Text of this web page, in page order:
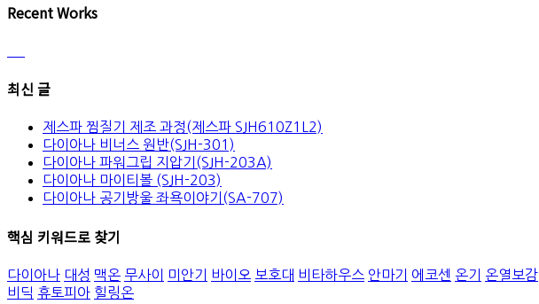
Recent Works
최신 글
제스파 찜질기 제조 과정(제스파 SJH610Z1L2)
다이아나 비너스 원반(SJH-301)
다이아나 파워그립 지압기(SJH-203A)
다이아나 마이티볼 (SJH-203)
다이아나 공기방울 좌욕이야기(SA-707)
핵심 키워드로 찾기
다이아나 대성 맥온 무사이 미안기 바이오 보호대 비타하우스 안마기 에코센 온기 온열보감
비딕 휴토피아 힐링온